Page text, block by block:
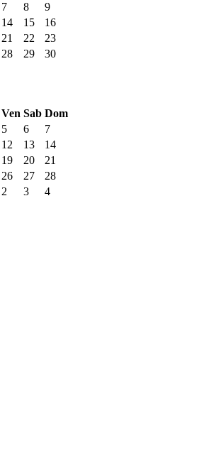
7 8
9
14 15
16
21 22
23
28 29 30
Ven Sab Dom
5 6
7
12 13
14
19 20
21
26 27
28
2 3 4